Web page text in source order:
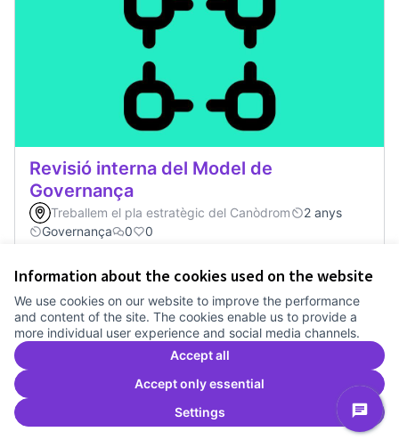
Information about the cookies used on the website
We use cookies on our website to improve the performance
and content of the site. The cookies enable us to provide a
more individual user experience and social media channels.
Accept all
Accept only essential
Settings
Revisió interna del Model de
Governança
Treballem el pla estratègic del Canòdrom
2 anys
Governança
0 0
Revisió interna del Model de